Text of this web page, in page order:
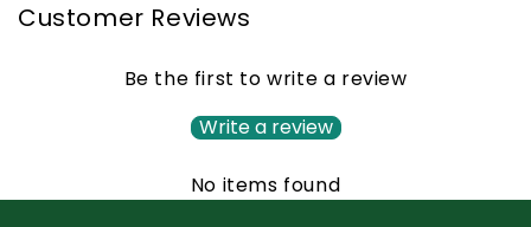
Customer Reviews
Be the first to write a review
Write a review
No items found